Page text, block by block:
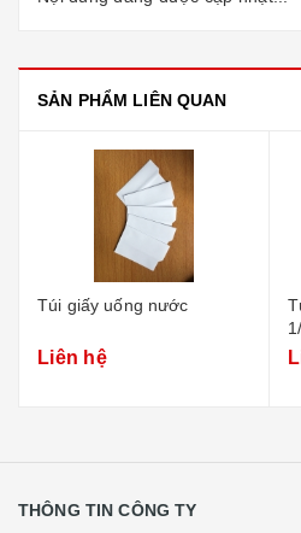
SẢN PHẨM LIÊN QUAN
Túi giấy uống nước
Liên hệ
THÔNG TIN CÔNG TY